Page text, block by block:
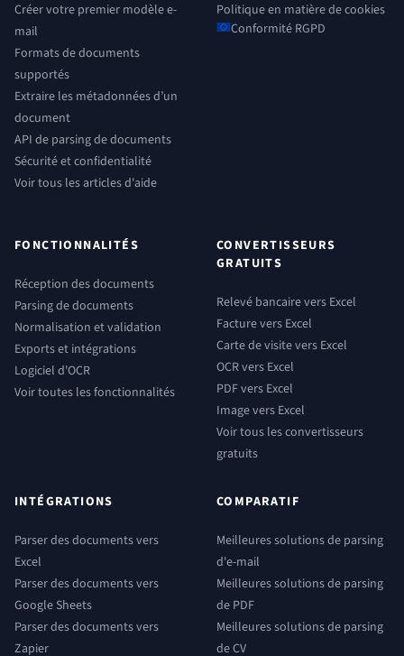
Créer votre premier modèle e-
mail
Formats de documents
supportés
Extraire les métadonnées d’un
document
API de parsing de documents
Sécurité et confidentialité
Voir tous les articles d'aide
Politique en matière de cookies
Conformité RGPD
FONCTIONNALITÉS
Réception des documents
Parsing de documents
Normalisation et validation
Exports et intégrations
Logiciel d'OCR
Voir toutes les fonctionnalités
CONVERTISSEURS
GRATUITS
Relevé bancaire vers Excel
Facture vers Excel
Carte de visite vers Excel
OCR vers Excel
PDF vers Excel
Image vers Excel
Voir tous les convertisseurs
gratuits
INTÉGRATIONS
Parser des documents vers
Excel
Parser des documents vers
Google Sheets
Parser des documents vers
Zapier
COMPARATIF
Meilleures solutions de parsing
d'e-mail
Meilleures solutions de parsing
de PDF
Meilleures solutions de parsing
de CV